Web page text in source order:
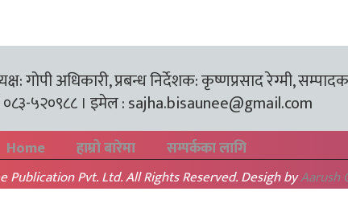
गोपी अधिकारी, प्रबन्ध निर्देशक: कृष्णप्रसाद रेग्मी,
५२०९८८ । इमेल :sajha.bisaunee@gmail.com
Home हाम्रो बारेमा सम्पर्कका लागि
Publication Pvt. Ltd. All Rights Reserved. Desigh byAarush